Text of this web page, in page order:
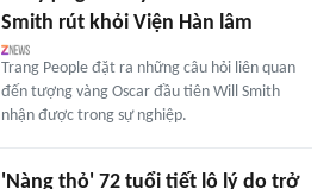
Smith rút khỏi Viện Hàn lâm
Trang People đặt ra những câu hỏi liên quan
đến tượng vàng Oscar đầu tiên Will Smith
nhận được trong sự nghiệp.
'Nàng thỏ' 72 tuổi tiết lộ lý do trở